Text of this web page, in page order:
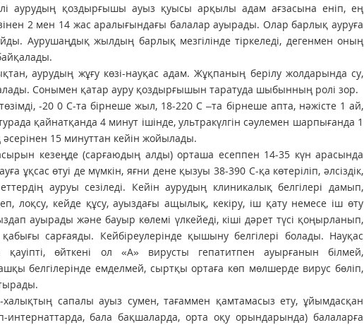
аурудың қоздырғышы ауыз қуысы арқылы адам ағзасына еніп, ең
2 мен 14 жас аралығындағы балалар ауырады. Олар барлық ауруға
Аурушаңдық жылдың барлық мезгілінде тіркеледі, дегенмен оның
аурудың жұғу көзі-науқас адам. Жұқпаның берілу жолдарында су,
Сонымен қатар ауру қоздырғышын таратуда шыбынның ролі зор.
-20 0 С-та бірнеше жыл, 18-220 С –та бірнеше апта, нәжісте 1 ай,
қайнатқанда 4 минут ішінде, ультракүлгін сәулемен шарпығанда 1
15 минуттан кейін жойылады.
кезеңде (сарғаюдың алды) орташа есеппен 14-35 күн арасында
ұқсас өтуі де мүмкін, яғни дене қызуы 38-390 С-қа көтеріліп, әлсіздік,
ауруы сезіледі. Кейін аурудың клиникалық белгілері дамып,
лоқсу, кейде құсу, ауыздағы ащылық, кекіру, іш қату немесе іш өту
ауырады және бауыр көлемі үлкейеді, кіші дәрет түсі қоңырланып,
қабығы сарғаяды. Кейбіреулерінде қышыну белгілері болады. Науқас
қауіпті, өйткені ол «А» вирусты гепатитпен ауырғанын білмей,
белгілерінде емделмей, сыртқы ортаға көп мөлшерде вирус бөліп,
сапалы ауыз сумен, тағаммен қамтамасыз ету, ұйымдасқан
бала бақшаларда, орта оқу орындарында) балаларға